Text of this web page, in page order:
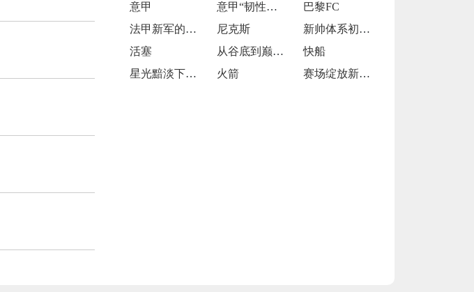
意甲
意甲“韧性之师”的逆袭征途
巴黎FC
法甲新军的逆袭与坚守
尼克斯
新帅体系初显端倪
活塞
从谷底到巅峰的逆袭狂飙
快船
星光黯淡下的挣扎与求索
火箭 赛场绽放新光芒